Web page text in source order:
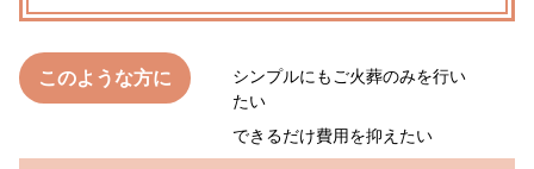
このような方に
シンプルにもご火葬のみを行い
たい
できるだけ費用を抑えたい